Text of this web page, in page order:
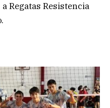
Regatas Resistencia